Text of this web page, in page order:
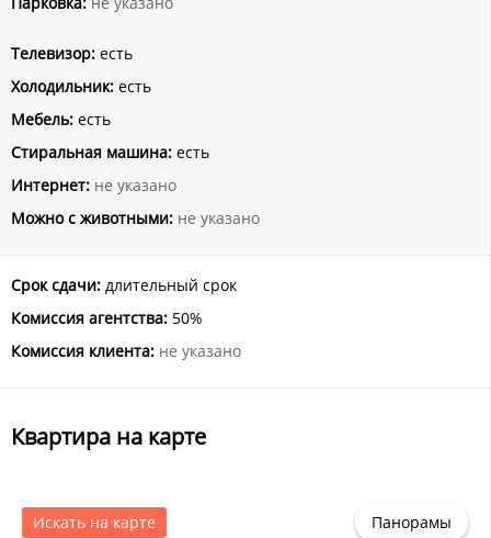
Телевизор: есть
Холодильник: есть
Мебель: есть
Стиральная машина: есть
Интернет: не указано
Можно с животными: не указано
Срок сдачи: длительный срок
Комиссия агентства: 50%
Комиссия клиента: не указано
Квартира на карте
Искать на карте Панорамы